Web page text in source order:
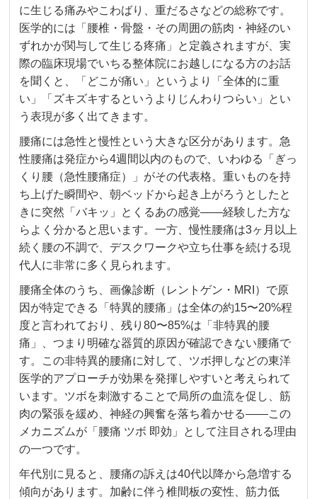
に生じる痛みやこわばり、重だるさなどの総称です。
医学的には「腰椎・骨盤・その周囲の筋肉・神経のい
ずれかが関与して生じる疼痛」と定義されますが、実
際の臨床現場でいちる整体院にお越しになる方のお話
を聞くと、「どこが痛い」というより「全体的に重
い」「ズキズキするというよりじんわりつらい」とい
う表現が多く出てきます。
腰痛には急性と慢性という大きな区分があります。急
性腰痛は発症から4週間以内のもので、いわゆる「ぎっ
くり腰（急性腰痛症）」がその代表格。重いものを持
ち上げた瞬間や、朝ベッドから起き上がろうとしたと
きに突然「バキッ」とくるあの感覚——経験した方な
らよく分かると思います。一方、慢性腰痛は3ヶ月以上
続く腰の不調で、デスクワークや立ち仕事を続ける現
代人に非常に多く見られます。
腰痛全体のうち、画像診断（レントゲン・MRI）で原
因が特定できる「特異的腰痛」は全体の約15〜20%程
度と言われており、残り80〜85%は「非特異的腰
痛」、つまり明確な器質的原因が確認できない腰痛で
す。この非特異的腰痛に対して、ツボ押しなどの東洋
医学的アプローチが効果を発揮しやすいと考えられて
います。ツボを刺激することで局所の血流を促し、筋
肉の緊張を緩め、神経の興奮を落ち着かせる——この
メカニズムが「腰痛 ツボ 即効」として注目される理由
の一つです。
年代別に見ると、腰痛の訴えは40代以降から急増する
傾向があります。加齢に伴う椎間板の変性、筋力低